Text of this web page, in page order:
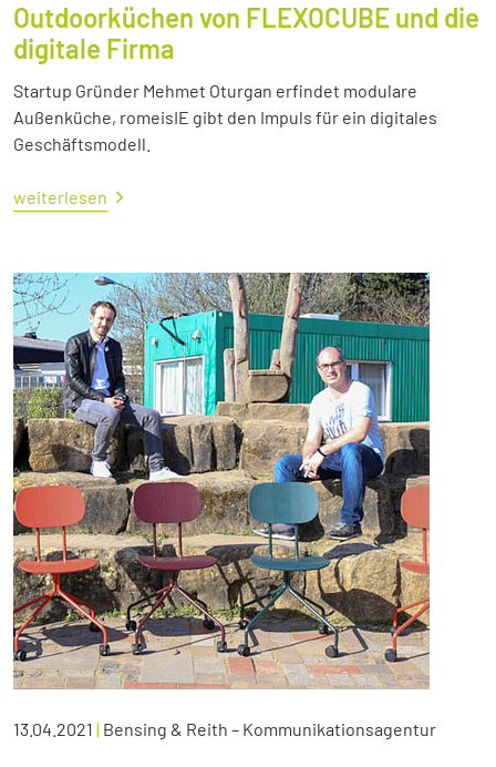
Outdoorküchen von FLEXOCUBE und die
digitale Firma
Startup Gründer Mehmet Oturgan erfindet modulare
Außenküche, romeisIE gibt den Impuls für ein digitales
Geschäftsmodell.
weiterlesen
13.04.2021 | Bensing & Reith – Kommunikationsagentur